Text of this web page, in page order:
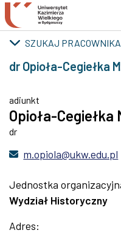
Przejdź do wyszukiwarki
Przejdź do treści
Przejdź do stopki -
SZUKAJ PRACOWNIKA
dr Opioła-Cegiełka
adiunkt
Opioła-Cegiełka
dr
m.opiola@ukw.edu.pl
Jednostka
Wydział Historyczny
Adres: